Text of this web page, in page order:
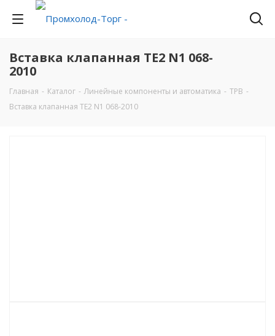
Вставка клапанная ТЕ2 N1 068-
2010
Главная - Каталог - Линейные компоненты и автоматика - ТРВ -
Вставка клапанная ТЕ2 N1 068-2010